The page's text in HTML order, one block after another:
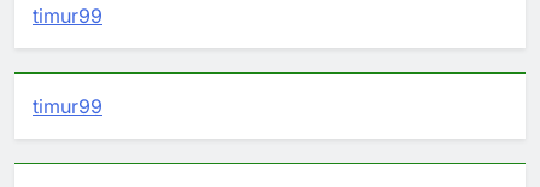
timur99
timur99